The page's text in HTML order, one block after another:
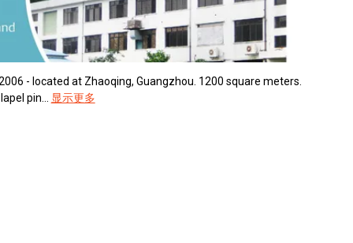
- located at Zhaoqing, Guangzhou. 1200 square meters.
pin...
显示更多